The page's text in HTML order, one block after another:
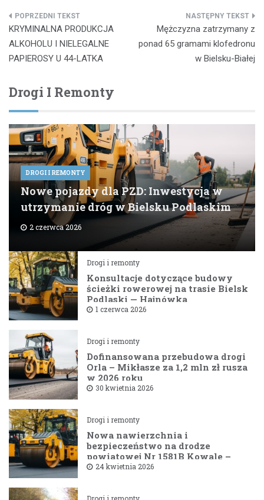
Nawigacja
wpisu
KRYMINALNA PRODUKCJA
ALKOHOLU I NIELEGALNE
PAPIEROSY U 44-LATKA
Mężczyzna zatrzymany z
ponad 65 gramami klofedronu
w Bielsku-Białej
Drogi I Remonty
DROGI I REMONTY
Nowe pojazdy dla PZD: Inwestycja w
utrzymanie dróg w Bielsku Podlaskim
2 czerwca 2026
Drogi i remonty
Konsultacje dotyczące budowy
ścieżki rowerowej na trasie Bielsk
Podlaski — Hajnówka
1 czerwca 2026
Drogi i remonty
Dofinansowana przebudowa drogi
Orla – Mikłasze za 1,2 mln zł rusza
w 2026 roku
30 kwietnia 2026
Drogi i remonty
Nowa nawierzchnia i
bezpieczeństwo na drodze
powiatowej Nr 1581B Kowale –
Filipy
24 kwietnia 2026